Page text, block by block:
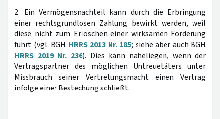
2. Ein Vermögensnachteil kann durch die Erbringung
einer rechtsgrundlosen Zahlung bewirkt werden, weil
diese nicht zum Erlöschen einer wirksamen Forderung
führt (vgl. BGH HRRS 2013 Nr. 185; siehe aber auch BGH
HRRS 2019 Nr. 236). Dies kann naheliegen, wenn der
Vertragspartner des möglichen Untreuetäters unter
Missbrauch seiner Vertretungsmacht einen Vertrag
infolge einer Bestechung schließt.